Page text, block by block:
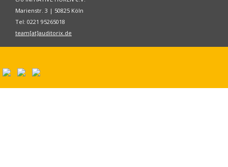
Marienstr. 3 | 50825 Köln
Tel: 0221 95265018
team[at]auditorix.de